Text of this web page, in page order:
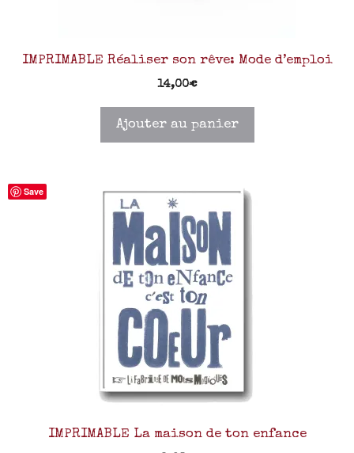
IMPRIMABLE Réaliser son rêve: Mode d’emploi
14,00€
Ajouter au panier
Save
IMPRIMABLE La maison de ton enfance